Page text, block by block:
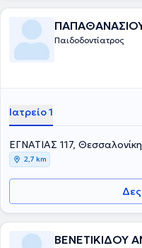
Παιδοδοντίατρος
Ιατρείο 1
ΕΓΝΑΤΙΑΣ 117,
2,7 km
ΒΕΝΕΤΙΚΙΔΟΥ